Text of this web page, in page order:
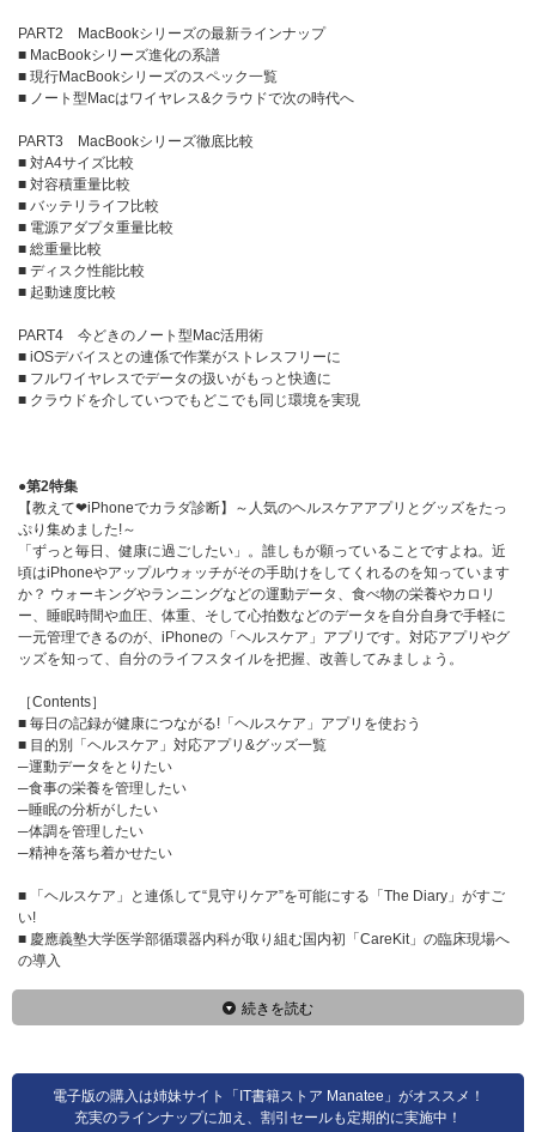
PART2 MacBookシリーズの最新ラインナップ
■ MacBookシリーズ進化の系譜
■ 現行MacBookシリーズのスペック一覧
■ ノート型Macはワイヤレス&クラウドで次の時代へ
PART3 MacBookシリーズ徹底比較
■ 対A4サイズ比較
■ 対容積重量比較
■ バッテリライフ比較
■ 電源アダプタ重量比較
■ 総重量比較
■ ディスク性能比較
■ 起動速度比較
PART4 今どきのノート型Mac活用術
■ iOSデバイスとの連係で作業がストレスフリーに
■ フルワイヤレスでデータの扱いがもっと快適に
■ クラウドを介していつでもどこでも同じ環境を実現
●第2特集
【教えて❤iPhoneでカラダ診断】～人気のヘルスケアアプリとグッズをたっ
ぷり集めました!～
「ずっと毎日、健康に過ごしたい」。誰しもが願っていることですよね。近
頃はiPhoneやアップルウォッチがその手助けをしてくれるのを知っています
か？ ウォーキングやランニングなどの運動データ、食べ物の栄養やカロリ
ー、睡眠時間や血圧、体重、そして心拍数などのデータを自分自身で手軽に
一元管理できるのが、iPhoneの「ヘルスケア」アプリです。対応アプリやグ
ッズを知って、自分のライフスタイルを把握、改善してみましょう。
［Contents］
■ 毎日の記録が健康につながる!「ヘルスケア」アプリを使おう
■ 目的別「ヘルスケア」対応アプリ&グッズ一覧
─運動データをとりたい
─食事の栄養を管理したい
─睡眠の分析がしたい
─体調を管理したい
─精神を落ち着かせたい
■ 「ヘルスケア」と連係して“見守りケア”を可能にする「The Diary」がすご
い!
■ 慶應義塾大学医学部循環器内科が取り組む国内初「CareKit」の臨床現場へ
の導入
続きを読む
電子版の購入は姉妹サイト「IT書籍ストア Manatee」がオススメ！
充実のラインナップに加え、割引セールも定期的に実施中！